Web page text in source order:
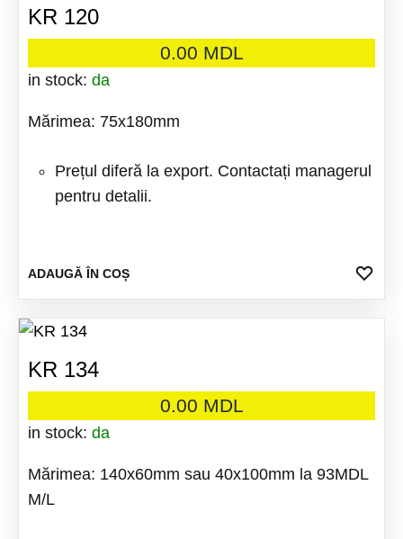
KR 120
0.00 MDL
in stock: da
Mărimea: 75x180mm
Prețul diferă la export. Contactați managerul
pentru detalii.
ADAUGĂ ÎN COȘ
KR 134
0.00 MDL
in stock: da
Mărimea: 140x60mm sau 40x100mm la 93MDL
M/L